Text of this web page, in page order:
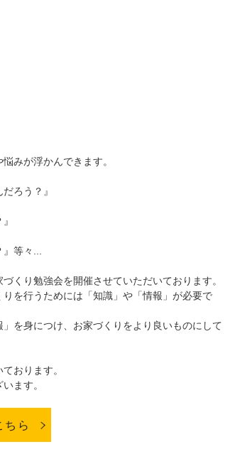
みが浮かんできます。
ろう？』
』等々...
くり勉強会を開催させていただいております。
を行うためには「知識」や「情報」が必要で
を身につけ、お家づくりをより良いものにして
おります。
ます。
ちら